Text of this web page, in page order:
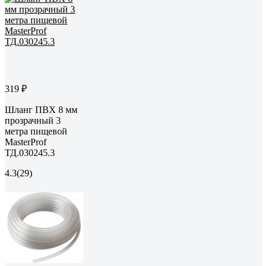
319 ₽
Шланг ПВХ 8 мм
прозрачный 3
метра пищевой
MasterProf
ТД.030245.3
4.3(29)